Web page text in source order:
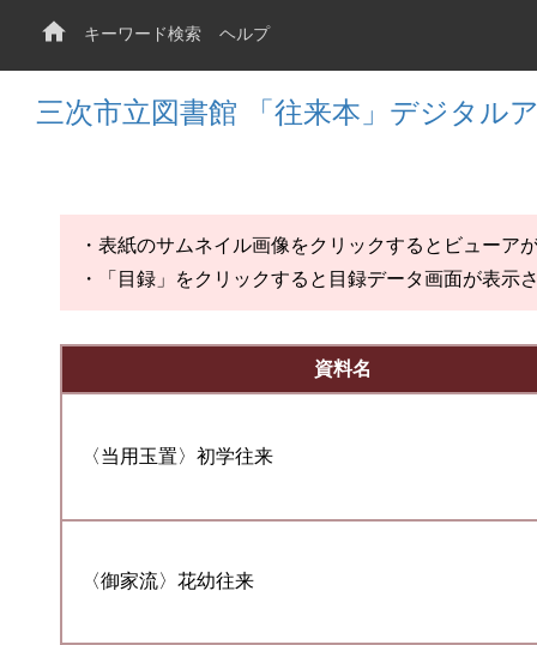
キーワード検索 ヘルプ
三次市立図書館 「往来本」デジタル
・表紙のサムネイル画像をクリックするとビューア
・「目録」をクリックすると目録データ画面が表示
資料名
〈当用玉置〉初学往来
〈御家流〉花幼往来